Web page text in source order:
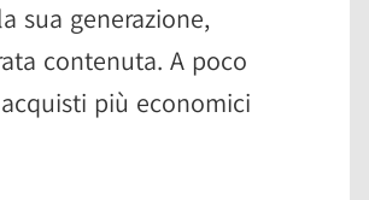
sua generazione,
contenuta. A poco
più economici